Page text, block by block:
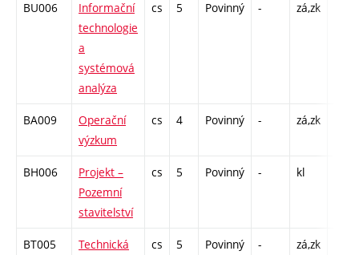
BU006
Informační
technologie
a
systémová
analýza
cs 5 Povinný - zá,zk
BA009
Operační
výzkum
cs 4 Povinný - zá,zk
BH006
Projekt –
Pozemní
stavitelství
cs 5 Povinný - kl
BT005
Technická
cs 5 Povinný - zá,zk